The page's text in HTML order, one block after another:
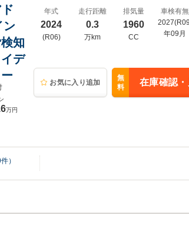
ン
知
デ
万円
年式
2024
(R06)
走行距離
0.3
万km
排気量
1960
CC
車検有無
年09月
お気に入り追加
無
料
在庫確認
件）